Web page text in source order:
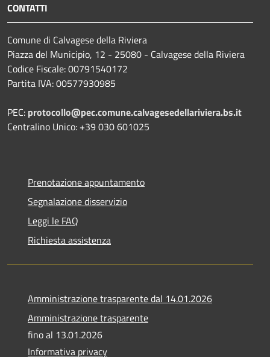
CONTATTI
Comune di Calvagese della Riviera
Piazza del Municipio, 12 - 25080 - Calvagese della Riviera
Codice Fiscale: 00791540172
Partita IVA: 00577930985
PEC: protocollo@pec.comune.calvagesedellariviera.bs.it
Centralino Unico: +39 030 601025
Prenotazione appuntamento
Segnalazione disservizio
Leggi le FAQ
Richiesta assistenza
Amministrazione trasparente dal 14.01.2026
Amministrazione trasparente
fino al 13.01.2026
Informativa privacy